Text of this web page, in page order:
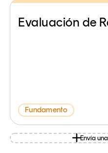
Evaluación de
Fundamento
Envía